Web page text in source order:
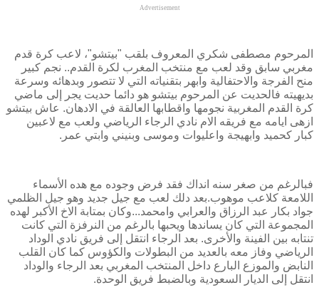
Advertisement
المرحوم مصطفى شكري المعروف بلقب "بيتشو"، لاعب كرة قدم
مغربي سابق وقد لعب مع منتخب المغرب لكرة القدم.. نجم كبير
منح الفرجة والاحتفالية وابهر بتقنياته التي لا تتصور وبدهائه وسرعة
بديهيته فالحديت عن المرحوم بيتشو هو دائما حديت يجر إلى ماضي
كرة القدم المغربية نجومها واقطابها العالقة في الادهان. عاش بيتشو
ازهى ايامه مع فريقه الام نادي الرجاء الرياضي ولعب مع لاعبين
كبار كحميد وابهيجة واعليوات وموسى وبنيني وابتي عمر.
فبالرغم من صغر سنه انداك فقد فرض وجوده مع هده الأسماء
اللامعة كلاعب موهوب.بعد دلك لعب مع جيل جديد وهو جيل الظلمي
جواد بكار عبد الرزاق والعرابي وامحمد...وكان بمتابة الاخ الأكبر لهده
المجموعة التي كان يساندها ويحبها بالرغم من النرفزة التي كانت
تنتابه بين الفينة والأخرى. بعد الرجاء انتقل إلى فريق نادي الوداد
الرياضي وفاز معه بالعديد من البطولات والكؤوس كما كان القلب
النابض والموزع البارع داخل المنتخب المغربي بعد الرجاء والوداد
انتقل إلى الديار السعودية وبالضبط فريق الوحدة.